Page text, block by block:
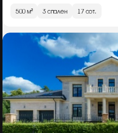
500 м² 3 спален 17 сот.